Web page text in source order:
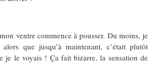
ventre commence à pousser. Du moins, je
que jusqu’à maintenant, c’était plutôt
je le voyais ! Ça fait bizarre, la sensation de